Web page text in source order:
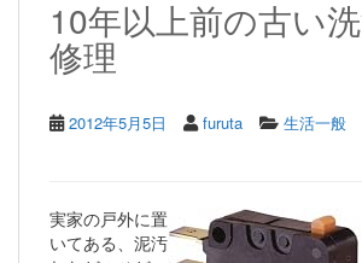
10年以上前の古い
修理
2012年5月5日 furuta 生活一般
実家の戸外に置
いてある、泥汚